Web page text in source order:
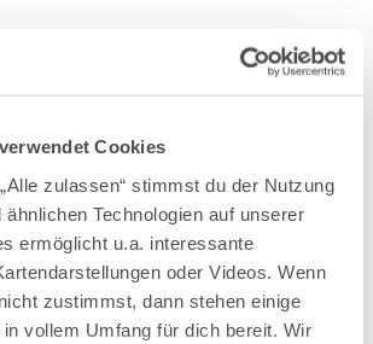
Cookies
zulassen“ stimmst du der Nutzung
Technologien auf unserer
ermöglicht u.a. interessante
oder Videos. Wenn
zustimmst, dann stehen einige
vollem Umfang für dich bereit. Wir